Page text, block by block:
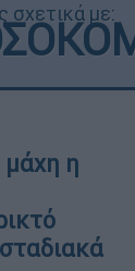
σχετικά με:
μάχη η